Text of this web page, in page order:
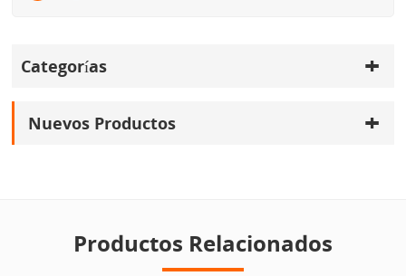
Categorías
Nuevos Productos
Productos Relacionados